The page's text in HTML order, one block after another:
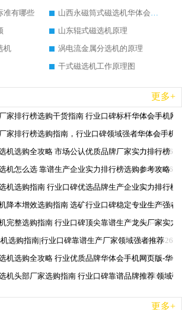
准有哪些
山东辊式磁选机原理
机
涡电流金属分选机的原理
干式磁选机工作原理图
更多+
2026-06-26
家排行榜选购干货指南 行业口碑标杆华体会手机网
2026-06-26
家排行榜选购指南，行业口碑领域强者华体会手机
2026-06-26
机选购全攻略 市场公认优质品牌厂家实力排行榜
2026-06-26
机怎么选 靠谱生产企业实力排行榜选购参考攻略
2026-06-26
机选购指南 行业口碑优选品牌生产企业实力排行榜
2026-06-26
降本增效选购指南 选矿行业口碑稳定专业生产强者
2026-06-26
完整选购指南 行业口碑顶尖靠谱生产龙头厂家实力
2026-06-26
选购指南|行业口碑靠谱生产厂家领域强者推荐
2026-06-26
机选购全攻略 行业优质品牌华体会手机网页版-华
2026-06-26
机头部厂家选购指南 行业口碑靠谱品牌推荐 领域
更多+